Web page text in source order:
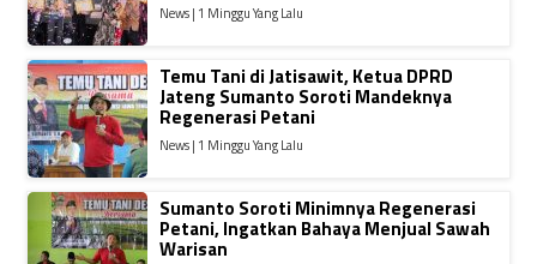
News | 1 Minggu Yang Lalu
Temu Tani di Jatisawit, Ketua DPRD
Jateng Sumanto Soroti Mandeknya
Regenerasi Petani
News | 1 Minggu Yang Lalu
Sumanto Soroti Minimnya Regenerasi
Petani, Ingatkan Bahaya Menjual Sawah
Warisan